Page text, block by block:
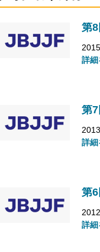
第
詳細
第
詳細
第
詳細